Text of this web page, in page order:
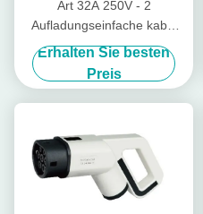
Art 32A 250V - 2
Aufladungseinfache kabel
EV bauen Sie Art zusammen
Erhalten Sie besten
Preis